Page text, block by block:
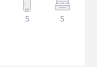
5 5